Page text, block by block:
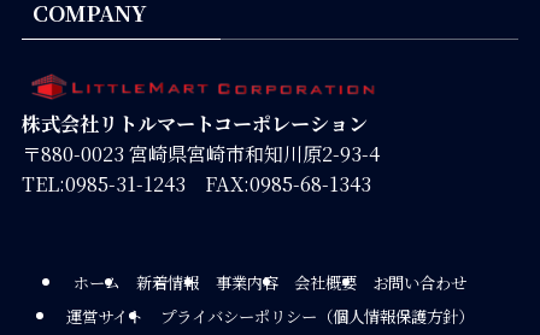
COMPANY
株式会社リトルマートコーポレーション
〒880-0023 宮崎県宮崎市和知川原2-93-4
TEL:0985-31-1243 FAX:0985-68-1343
ホーム 新着情報 事業内容 会社概要
お問い合わせ
運営サイト
プライバシーポリシー（個人情報保護方針）